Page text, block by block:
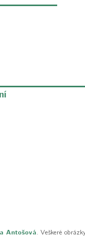
Antošová. Veškeré